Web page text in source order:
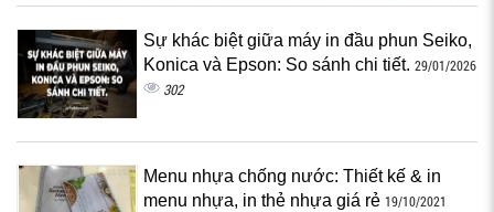
Sự khác biệt giữa máy in đầu phun Seiko,
Konica và Epson: So sánh chi tiết. 29/01/2026
302
Menu nhựa chống nước: Thiết kế & in
menu nhựa, in thẻ nhựa giá rẻ 19/10/2021